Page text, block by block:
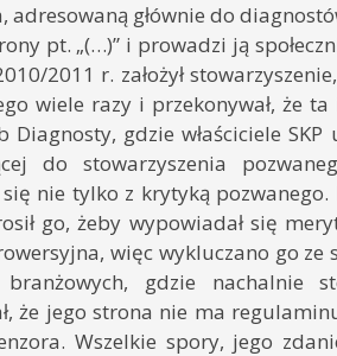
głównie do
pt. „(…)” i prowadzi ją
2011 r. założył
wiele razy i przekonywał, że
Diagnosty, gdzie właściciele
do stowarzyszenia
nie tylko z krytyką
go, żeby wypowiadał się
więc wykluczano go ze
gdzie nachalnie
że jego strona nie ma
Wszelkie spory, jego